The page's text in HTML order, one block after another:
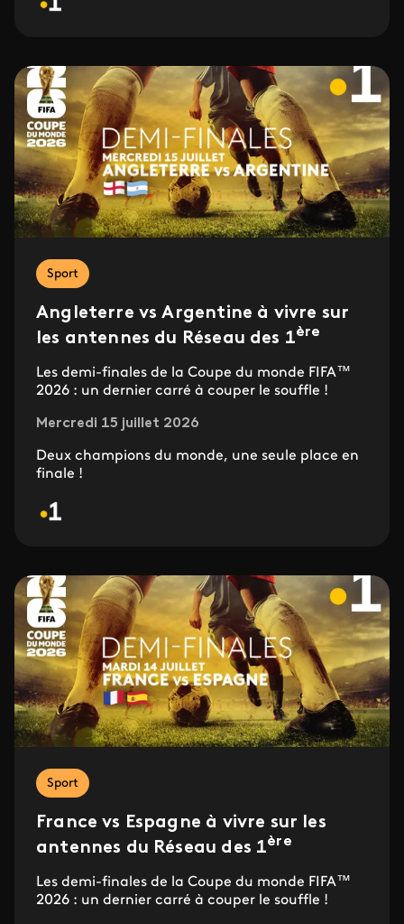
Sport
Angleterre vs Argentine à vivre sur
les antennes du Réseau des 1ère
Les demi-finales de la Coupe du monde FIFA™
2026 : un dernier carré à couper le souffle !
Mercredi 15 juillet 2026
Deux champions du monde, une seule place en
finale !
Sport
France vs Espagne à vivre sur les
antennes du Réseau des 1ère
Les demi-finales de la Coupe du monde FIFA™
2026 : un dernier carré à couper le souffle !